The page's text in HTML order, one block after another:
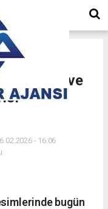
'sağanak' ve
- 16:06
bugün